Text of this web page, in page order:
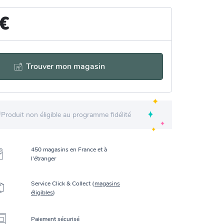
Trouver mon magasin
Produit non éligible au programme fidélité
450 magasins en France et à
l’étranger
Service Click & Collect (magasins
éligibles)
Paiement sécurisé